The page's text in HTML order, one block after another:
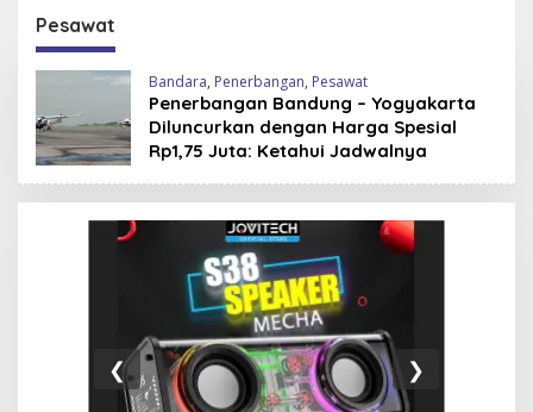
Pesawat
Bandara, Penerbangan, Pesawat
Penerbangan Bandung – Yogyakarta
Diluncurkan dengan Harga Spesial
Rp1,75 Juta: Ketahui Jadwalnya
❮ ❯